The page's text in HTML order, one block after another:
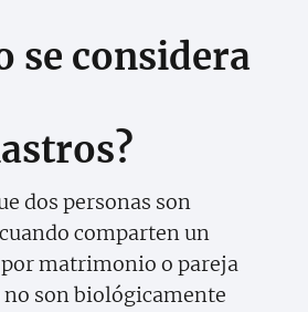
se considera
dos personas son
cuando comparten un
matrimonio o pareja
no son biológicamente